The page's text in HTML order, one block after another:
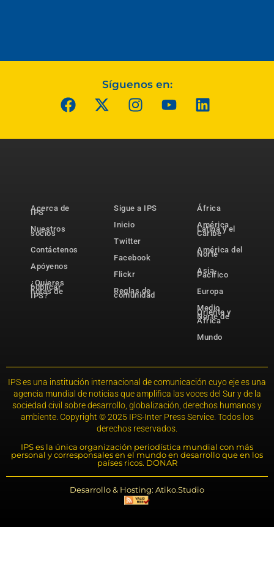
Síguenos en:
Acerca de
IPS
Nuestros
socios
Contáctenos
Apóyenos
¿Quieres
publicar
notas de
IPS?
Sigue a IPS
Inicio
Twitter
Facebook
Flickr
Reglas de
comunidad
África
América
Latina y el
Caribe
América del
Norte
Asia-
Pacífico
Europa
Medio
Oriente y
Norte de
África
Mundo
IPS es una institución internacional de comunicación cuyo eje es una
agencia mundial de noticias que amplifica las voces del Sur y de la
sociedad civil sobre desarrollo, globalización, derechos humanos y
ambiente. Copyright © 2025 IPS-Inter Press Service. Todos los
derechos reservados.
IPS es la única organización periodística mundial con más
personal y corresponsales en el mundo en desarrollo que en los
países ricos. DONAR
Desarrollo & Hosting: Atiko.Studio